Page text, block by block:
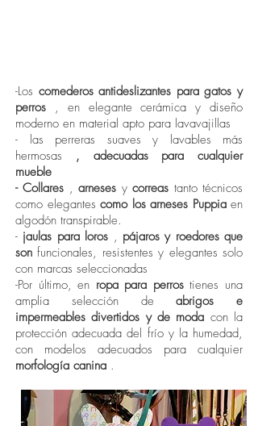
-Los comederos antideslizantes para gatos y
perros , en elegante cerámica y diseño
moderno en material apto para lavavajillas
- las perreras suaves y lavables más
hermosas , adecuadas para cualquier
mueble
- Collares ,arneses ycorreas tanto técnicos
como elegantes como los arneses Puppiaen
algodón transpirable.
- jaulas para loros , pájaros y roedores que
son funcionales, resistentes y elegantes solo
con marcas seleccionadas
-Por último, en ropa para perrostienes una
amplia selección deabrigos e
impermeables divertidos y de moda con la
protección adecuada del frío y la humedad,
con modelos adecuados para cualquier
morfología canina .